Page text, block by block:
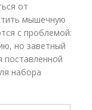
от
мышечную
с проблемой:
но заветный
поставленной
набора